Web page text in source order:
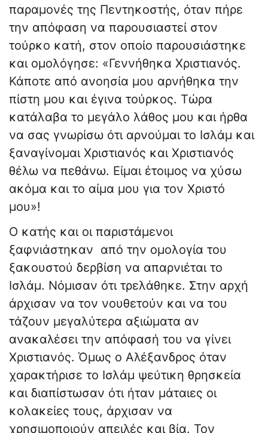
παραμονές της Πεντηκοστής, όταν πήρε
την απόφαση να παρουσιαστεί στον
τούρκο κατή, στον οποίο παρουσιάστηκε
και ομολόγησε: «Γεννήθηκα Χριστιανός.
Κάποτε από ανοησία μου αρνήθηκα την
πίστη μου και έγινα τούρκος. Τώρα
κατάλαβα το μεγάλο λάθος μου και ήρθα
να σας γνωρίσω ότι αρνούμαι το Ισλάμ και
ξαναγίνομαι Χριστιανός και Χριστιανός
θέλω να πεθάνω. Είμαι έτοιμος να χύσω
ακόμα και το αίμα μου για τον Χριστό
μου»!
Ο κατής και οι παριστάμενοι
ξαφνιάστηκαν από την ομολογία του
ξακουστού δερβίση να απαρνιέται το
Ισλάμ. Νόμισαν ότι τρελάθηκε. Στην αρχή
άρχισαν να τον νουθετούν και να του
τάζουν μεγαλύτερα αξιώματα αν
ανακαλέσει την απόφασή του να γίνει
Χριστιανός. Όμως ο Αλέξανδρος όταν
χαρακτήρισε το Ισλάμ ψεύτικη θρησκεία
και διαπίστωσαν ότι ήταν μάταιες οι
κολακείες τους, άρχισαν να
χρησιμοποιούν απειλές και βία. Τον